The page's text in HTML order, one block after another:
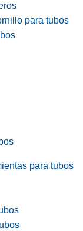
para tubos
para tubos